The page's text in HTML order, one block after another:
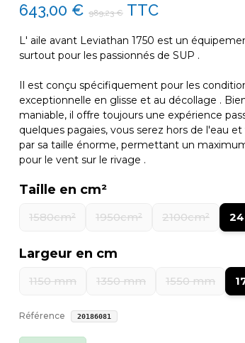
643,00 € 989,23 € TTC
L' aile avant Leviathan 1750 est un
surtout pour les passionnés de SUP .
Il est conçu spécifiquement pour les
exceptionnelle en glisse et au décollage .
maniable, il offre toujours une expérience
quelques pagaies, vous serez hors de l'eau
par sa taille énorme, permettant un
pour le vent sur le rivage .
Taille en cm²
1580cm² 1950cm² 2100cm²
Largeur en cm
1150 mm 1350 mm 1550 mm
Référence 20186081